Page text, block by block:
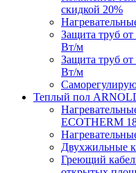
скидкой 20%
Защита труб от
Вт/м
Защита труб от
Вт/м
Теплый пол
ECOTHERM
Двухжильные
Греющий